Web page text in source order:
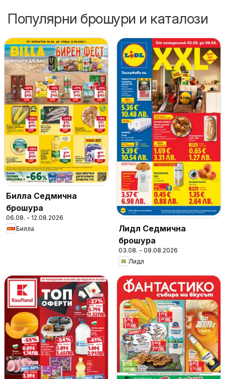
Популярни брошури и каталози
Билла Седмична
брошура
06.08. - 12.08.2026
Билла
Лидл Седмична
брошура
03.08. - 09.08.2026
Лидл